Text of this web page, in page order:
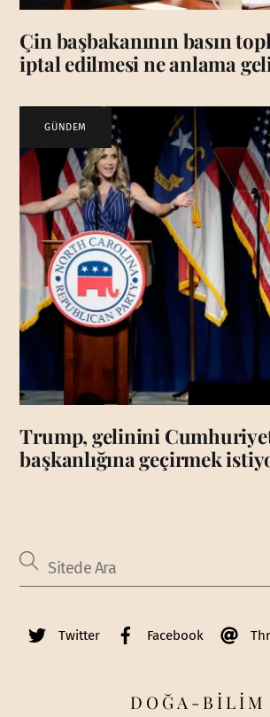
Çin başbakanının basın
iptal edilmesi ne anlama
GÜNDEM
Trump, gelinini
başkanlığına geçirmek
Twitter Facebook
DOĞA-BİLİM